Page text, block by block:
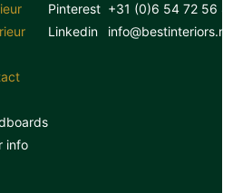
info
Pinterest
Linkedin
+31 (0)6 54 72 56
info@bestinteriors.nl